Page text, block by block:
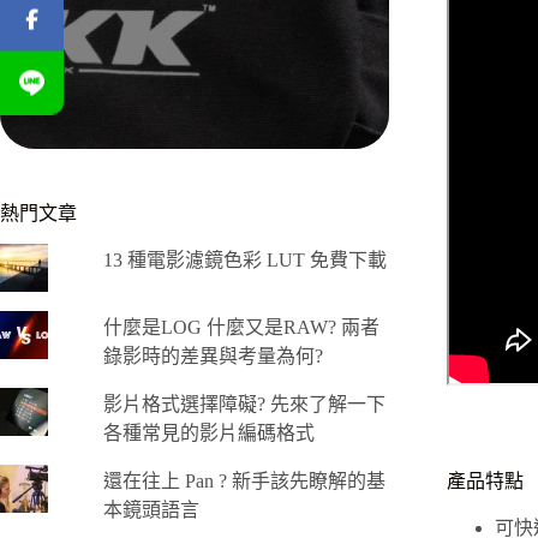
產品特點
可快
熱門文章
13 種電影濾鏡色彩 LUT 免費下載
什麼是LOG 什麼又是RAW? 兩者
錄影時的差異與考量為何?
影片格式選擇障礙? 先來了解一下
各種常見的影片編碼格式
還在往上 Pan ? 新手該先瞭解的基
本鏡頭語言